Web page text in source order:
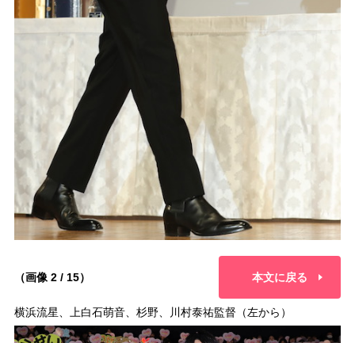
（画像 2 / 15） 本文に戻る
横浜流星、上白石萌音、杉野、川村泰祐監督（左から）